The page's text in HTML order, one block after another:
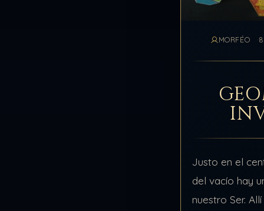
MORFÉO
Justo en el
del vacío hay
nuestro Ser.